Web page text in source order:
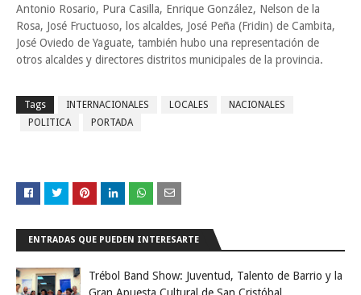
Antonio Rosario, Pura Casilla, Enrique González, Nelson de la
Rosa, José Fructuoso, los alcaldes, José Peña (Fridin) de Cambita,
José Oviedo de Yaguate, también hubo una representación de
otros alcaldes y directores distritos municipales de la provincia.
Tags INTERNACIONALES LOCALES
NACIONALES
POLITICA
PORTADA
ENTRADAS QUE PUEDEN INTERESARTE
Trébol Band Show: Juventud, Talento de Barrio y la